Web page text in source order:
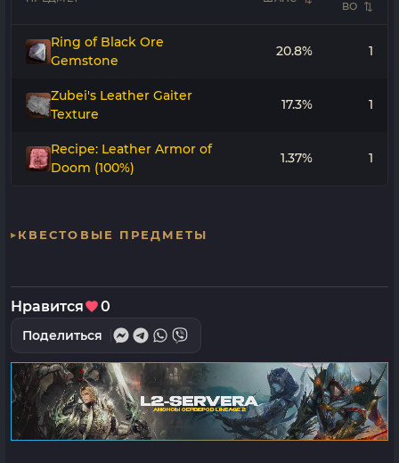
ВО
Ring of Black Ore
Gemstone
20.8% 1
Zubei's Leather Gaiter
Texture
17.3% 1
Recipe: Leather Armor of
Doom (100%)
1.37% 1
КВЕСТОВЫЕ ПРЕДМЕТЫ
Нравится 0
Поделиться